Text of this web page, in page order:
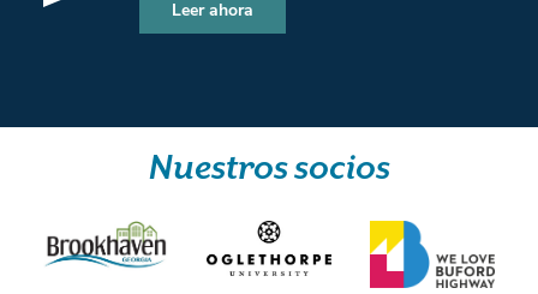
Leer ahora
Nuestros socios